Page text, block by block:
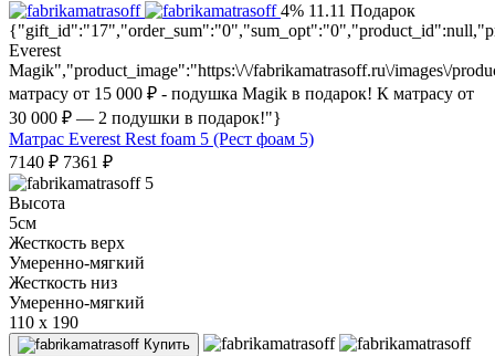
4% 11.11 Подарок
Everest
Magik","product_image":"https:\/\/fabrikamatrasoff.ru\/images\/
матрасу от 15 000 ₽ - подушка Magik в подарок! К матрасу от
30 000 ₽ — 2 подушки в подарок!"}
Матрас Everest Rest foam 5 (Рест фоам 5)
7140 ₽ 7361 ₽
5
Высота
5см
Жесткость верх
Умеренно-мягкий
Жесткость низ
Умеренно-мягкий
110 x 190
Купить